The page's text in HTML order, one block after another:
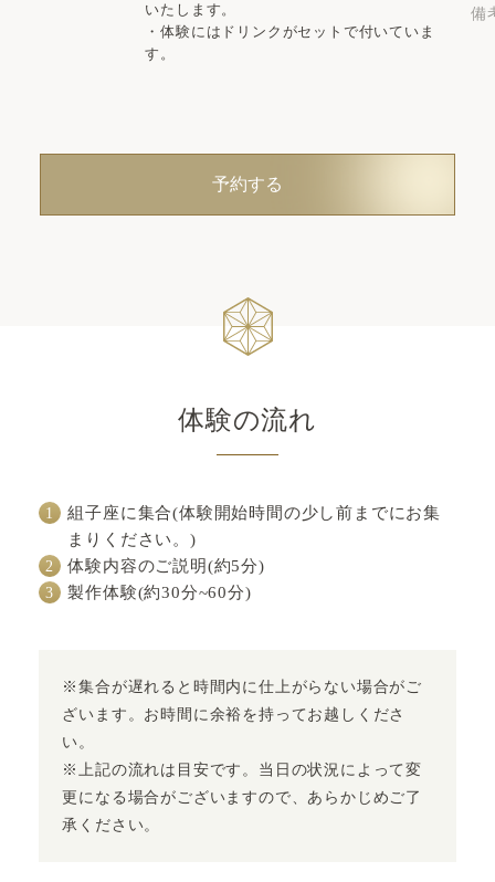
いたします。
・体験にはドリンクがセットで付いていま
す。
備
予約する
体験の流れ
組子座に集合(体験開始時間の少し前までにお集
まりください。)
体験内容のご説明(約5分)
製作体験(約30分~60分)
※集合が遅れると時間内に仕上がらない場合がご
ざいます。お時間に余裕を持ってお越しくださ
い。
※上記の流れは目安です。当日の状況によって変
更になる場合がございますので、あらかじめご了
承ください。